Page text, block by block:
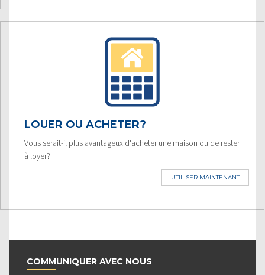
LOUER OU ACHETER?
Vous serait-il plus avantageux d'acheter une maison ou de rester
à loyer?
UTILISER MAINTENANT
COMMUNIQUER AVEC NOUS